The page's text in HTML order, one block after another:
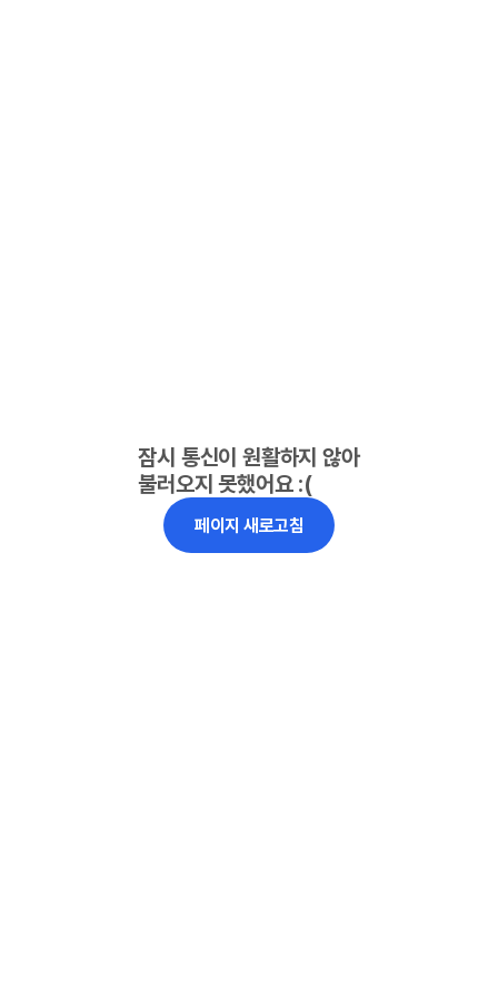
잠시 통신이 원활하지 않아
불러오지 못했어요 :(
페이지 새로고침